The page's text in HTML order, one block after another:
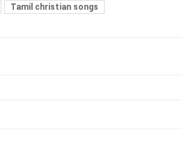
Tamil christian songs